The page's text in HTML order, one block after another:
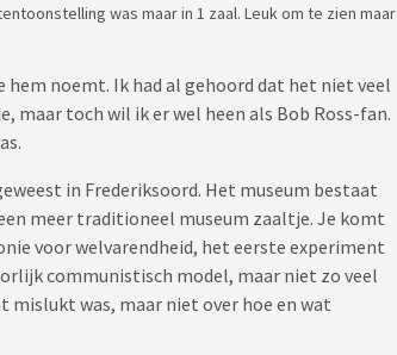
was maar in 1 zaal. Leuk om te zien maar
hem noemt. Ik had al gehoord dat het niet veel
maar toch wil ik er wel heen als Bob Ross-fan.
in Frederiksoord. Het museum bestaat
meer traditioneel museum zaaltje. Je komt
voor welvarendheid, het eerste experiment
communistisch model, maar niet zo veel
mislukt was, maar niet over hoe en wat